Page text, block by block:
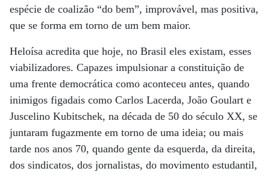
espécie de coalizão “do bem”, improvável, mas positiva,
que se forma em torno de um bem maior.
Heloísa acredita que hoje, no Brasil eles existam, esses
viabilizadores. Capazes impulsionar a constituição de
uma frente democrática como aconteceu antes, quando
inimigos figadais como Carlos Lacerda, João Goulart e
Juscelino Kubitschek, na década de 50 do século XX, se
juntaram fugazmente em torno de uma ideia; ou mais
tarde nos anos 70, quando gente da esquerda, da direita,
dos sindicatos, dos jornalistas, do movimento estudantil,